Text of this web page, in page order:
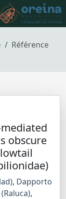
Référence
obscure
, Dapporto
,